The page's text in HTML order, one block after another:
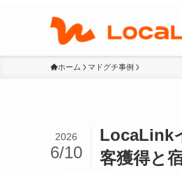
ホーム マドグチ事例
LocaLink
客獲得と
2026
6/10